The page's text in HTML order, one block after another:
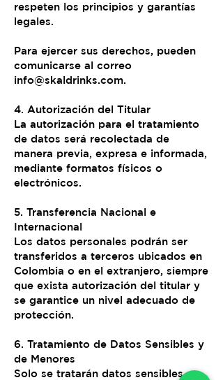
respeten los principios y garantías
legales.
Para ejercer sus derechos, pueden
comunicarse al correo
info@skaldrinks.com.
4. Autorización del Titular
La autorización para el tratamiento
de datos será recolectada de
manera previa, expresa e informada,
mediante formatos físicos o
electrónicos.
5. Transferencia Nacional e
Internacional
Los datos personales podrán ser
transferidos a terceros ubicados en
Colombia o en el extranjero, siempre
que exista autorización del titular y
se garantice un nivel adecuado de
protección.
6. Tratamiento de Datos Sensibles y
de Menores
Solo se tratarán datos sensibles o